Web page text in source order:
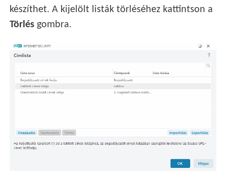
készíthet. A kijelölt listák törléséhez kattintson a
Törlés gombra.